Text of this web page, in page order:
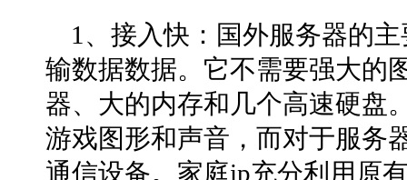
1、接入快：国外服务器的
输数据数据。它不需要强大的
器、大的内存和几个高速硬盘
游戏图形和声音，而对于服务
通信设备。家庭ip充分利用原